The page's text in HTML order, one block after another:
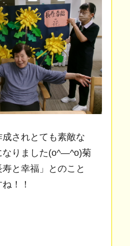
されとても素敵な
なりました(o^―^o)菊
と幸福」とのこと
！！